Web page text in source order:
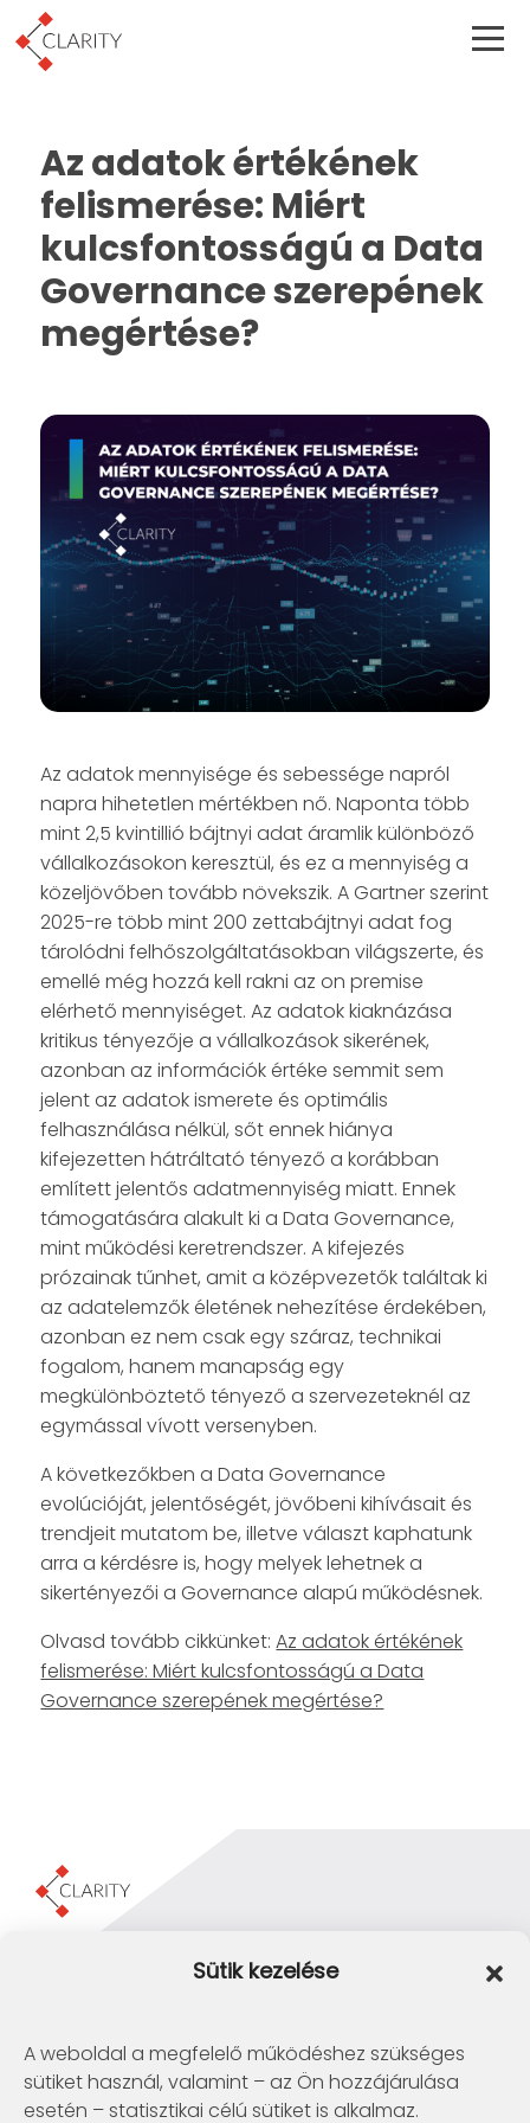
Sütik kezelése
A weboldal a megfelelő működéshez szükséges
sütiket használ, valamint – az Ön hozzájárulása
esetén – statisztikai célú sütiket is alkalmaz.
Az adatok értékének
felismerése: Miért
kulcsfontosságú a Data
Governance szerepének
megértése?
Az adatok mennyisége és sebessége napról
napra hihetetlen mértékben nő. Naponta több
mint 2,5 kvintillió bájtnyi adat áramlik különböző
vállalkozásokon keresztül, és ez a mennyiség a
közeljövőben tovább növekszik. A Gartner szerint
2025-re több mint 200 zettabájtnyi adat fog
tárolódni felhőszolgáltatásokban világszerte, és
emellé még hozzá kell rakni az on premise
elérhető mennyiséget. Az adatok kiaknázása
kritikus tényezője a vállalkozások sikerének,
azonban az információk értéke semmit sem
jelent az adatok ismerete és optimális
felhasználása nélkül, sőt ennek hiánya
kifejezetten hátráltató tényező a korábban
említett jelentős adatmennyiség miatt. Ennek
támogatására alakult ki a Data Governance,
mint működési keretrendszer. A kifejezés
prózainak tűnhet, amit a középvezetők találtak ki
az adatelemzők életének nehezítése érdekében,
azonban ez nem csak egy száraz, technikai
fogalom, hanem manapság egy
megkülönböztető tényező a szervezeteknél az
egymással vívott versenyben.
A következőkben a Data Governance
evolúcióját, jelentőségét, jövőbeni kihívásait és
trendjeit mutatom be, illetve választ kaphatunk
arra a kérdésre is, hogy melyek lehetnek a
sikertényezői a Governance alapú működésnek.
Olvasd tovább cikkünket:Az adatok értékének
felismerése: Miért kulcsfontosságú a Data
Governance szerepének megértése?
Clarity Consulting Kft.
1145 Budapest, Erzsébet Királyné útja 29/b.
Telconex Middle East